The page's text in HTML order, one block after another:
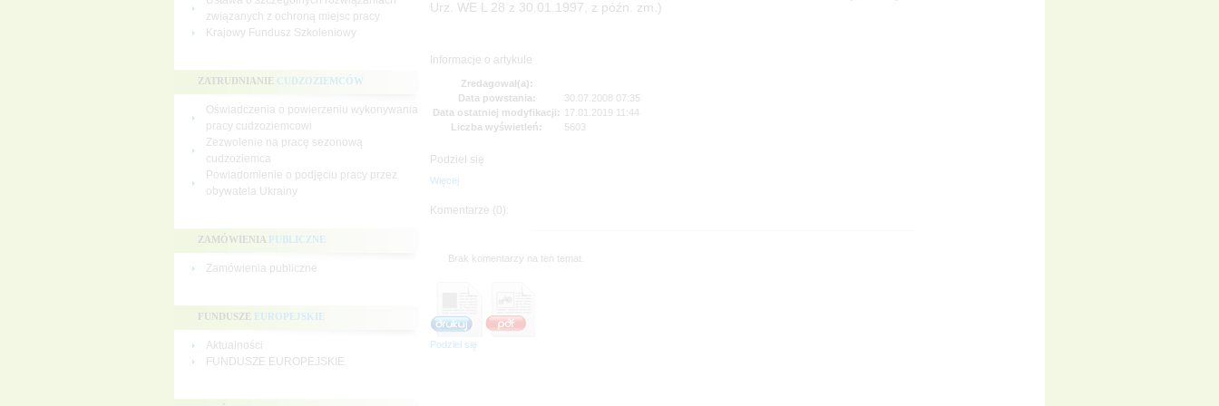
związanych z ochroną miejsc pracy
Krajowy Fundusz Szkoleniowy
ZATRUDNIANIE CUDZOZIEMCÓW
Oświadczenia o powierzeniu wykonywania
pracy cudzoziemcowi
Zezwolenie na pracę sezonową
cudzoziemca
Powiadomienie o podjęciu pracy przez
obywatela Ukrainy
ZAMÓWIENIA PUBLICZNE
Zamówienia publiczne
FUNDUSZE EUROPEJSKIE
Aktualności
FUNDUSZE EUROPEJSKIE
Urz. WE L 28 z 30.01.1997, z późn. zm.)
Informacje o artykule
Zredagował(a):
Data powstania:
30.07.2008 07:35
Data ostatniej modyfikacji:
17.01.2019 11:44
Liczba wyświetleń:
5603
Podziel się
Więcej
Komentarze (0):
Brak komentarzy na ten temat.
Podziel się